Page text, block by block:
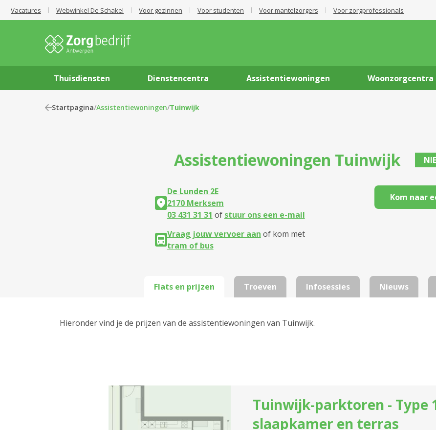
Vacatures Webwinkel De Schakel Voor gezinnen Voor studenten Voor mantelzorgers Voor zorgprofessionals
Thuisdiensten Dienstencentra Assistentiewoningen Woonzorgcentra
Startpagina/Assistentiewoningen/Tuinwijk
Assistentiewoningen Tuinwijk
De Lunden 2E
2170 Merksem
03 431 31 31 of stuur ons een e-mail
Vraag jouw vervoer aan of kom met
tram of bus
Kom naar
Flats en prijzen
Hieronder vind je de prijzen van de assistentiewoningen van Tuinwijk.
Tuinwijk-parktoren - Type
slaapkamer en terras
Troeven Infosessies Nieuws